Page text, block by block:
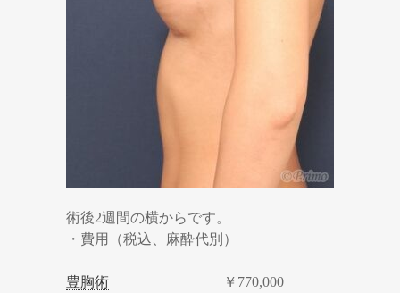
術後2週間の横からです。
・費用（税込、麻酔代別）
豊胸術 ￥770,000